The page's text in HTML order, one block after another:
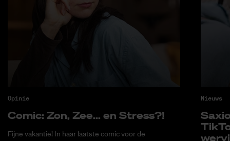
Opinie
Co­mic: Zon, Zee... en Stress?!
Fijne vakantie! In haar laatste comic voor de
Nieuws